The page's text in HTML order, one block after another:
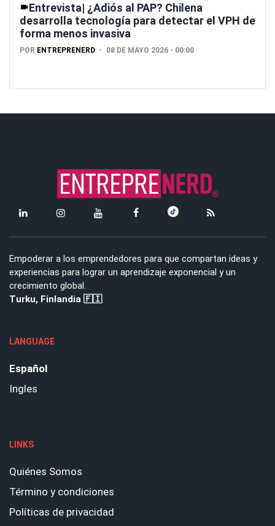
Entrevista| ¿Adiós al PAP? Chilena
desarrolla tecnología para detectar el VPH de
forma menos invasiva
POR ENTREPRENERD 08 DE MAYO 2026 - 00:00
Empoderar a los emprendedores para que compartan ideas y
experiencias para lograr un aprendizaje exponencial y un
crecimiento global.
Turku, Finlandia 🇫🇮
LANGUAGE
Español
Ingles
LINKS
Quiénes Somos
Término y condiciones
Políticas de privacidad